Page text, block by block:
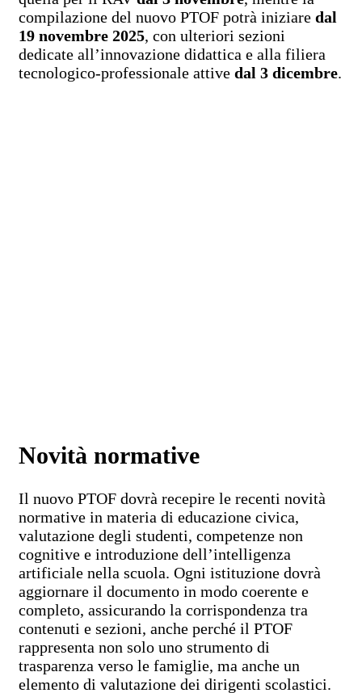
compilazione del nuovo PTOF potrà iniziare dal
19 novembre 2025, con ulteriori sezioni
dedicate all’innovazione didattica e alla filiera
tecnologico-professionale attive dal 3 dicembre.
Novità normative
Il nuovo PTOF dovrà recepire le recenti novità
normative in materia di educazione civica,
valutazione degli studenti, competenze non
cognitive e introduzione dell’intelligenza
artificiale nella scuola. Ogni istituzione dovrà
aggiornare il documento in modo coerente e
completo, assicurando la corrispondenza tra
contenuti e sezioni, anche perché il PTOF
rappresenta non solo uno strumento di
trasparenza verso le famiglie, ma anche un
elemento di valutazione dei dirigenti scolastici.